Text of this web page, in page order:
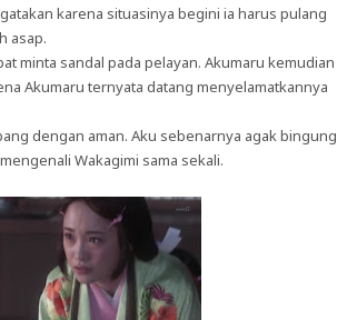
karena situasinya begini ia harus pulang
asap.
minta sandal pada pelayan. Akumaru kemudian
Akumaru ternyata datang menyelamatkannya
dengan aman. Aku sebenarnya agak bingung
Wakagimi sama sekali.